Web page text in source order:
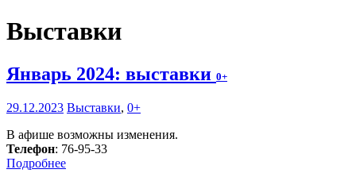
Выставки
Январь 2024: выставки 0+
29.12.2023 Выставки, 0+
В афише возможны изменения.
Телефон: 76-95-33
Подробнее